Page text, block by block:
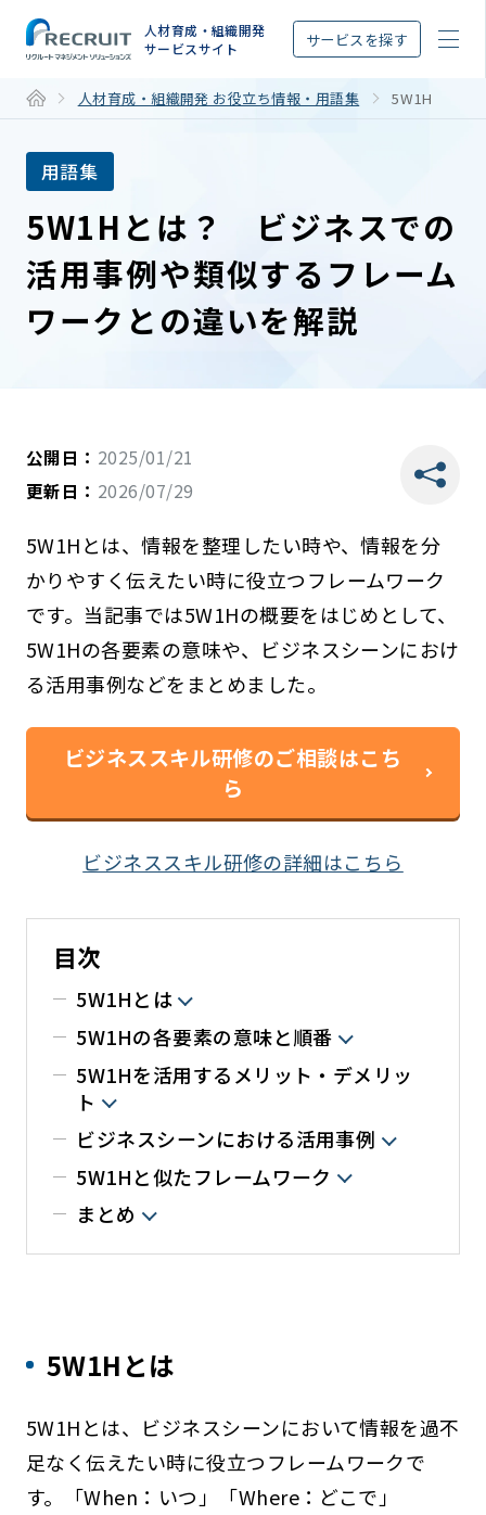
人材育成・組織開発
サービスサイト
サービスを探す
人材育成・組織開発 お役立ち情報・用語集 5W1H
用語集
5W1Hとは？ ビジネスでの
活用事例や類似するフレーム
ワークとの違いを解説
公開日： 2025/01/21
更新日： 2026/07/29
5W1Hとは、情報を整理したい時や、情報を分
かりやすく伝えたい時に役立つフレームワーク
です。当記事では5W1Hの概要をはじめとして、
5W1Hの各要素の意味や、ビジネスシーンにおけ
る活用事例などをまとめました。
ビジネススキル研修のご相談はこち
ら
ビジネススキル研修の詳細はこちら
目次
5W1Hとは
5W1Hの各要素の意味と順番
5W1Hを活用するメリット・デメリッ
ト
ビジネスシーンにおける活用事例
5W1Hと似たフレームワーク
まとめ
5W1Hとは
5W1Hとは、ビジネスシーンにおいて情報を過不
足なく伝えたい時に役立つフレームワークで
す。「When：いつ」「Where：どこで」